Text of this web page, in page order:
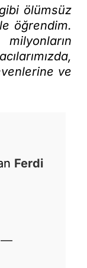
ölümsüz
öğrendim.
ve
Ferdi
—